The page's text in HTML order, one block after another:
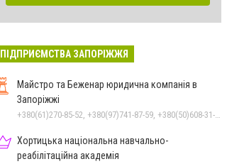
ПІДПРИЄМСТВА ЗАПОРІЖЖЯ
Майстро та Беженар юридична компанія в
Запоріжжі
Хортицька національна навчально-
реабілітаційна академія